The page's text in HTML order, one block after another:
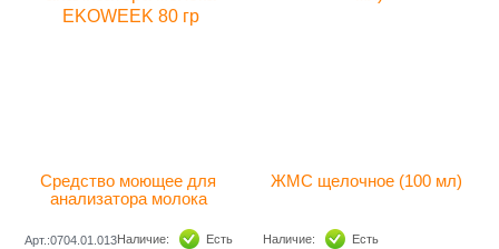
Средство моющее для
анализатора молока
Арт.:0704.01.013Наличие: Есть
ЖМС щелочное (100 мл)
Наличие: Есть